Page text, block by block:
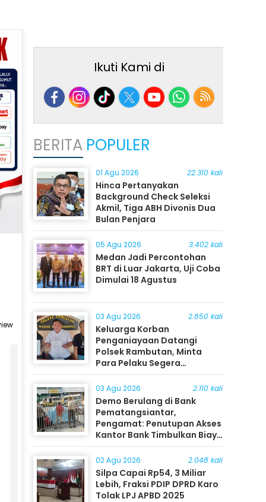
Ikuti Kami di
BERITA POPULER
01 Agu 2026 22.310 kali
Hinca Pertanyakan
Background Check Seleksi
Akmil, Tiga ABH Divonis Dua
Bulan Penjara
05 Agu 2026 3.402 kali
Medan Jadi Percontohan
BRT di Luar Jakarta, Uji Coba
Dimulai 18 Agustus
03 Agu 2026 2.850 kali
Keluarga Korban
Penganiayaan Datangi
Polsek Rambutan, Minta
Para Pelaku Segera
Ditangkap
03 Agu 2026 2.110 kali
Demo Berulang di Bank
Pematangsiantar,
Pengamat: Penutupan Akses
Kantor Bank Timbulkan Biaya
Ekonomi bagi Masyarakat
02 Agu 2026 2.048 kali
Silpa Capai Rp54, 3 Miliar
Lebih, Fraksi PDIP DPRD Karo
Tolak LPJ APBD 2025